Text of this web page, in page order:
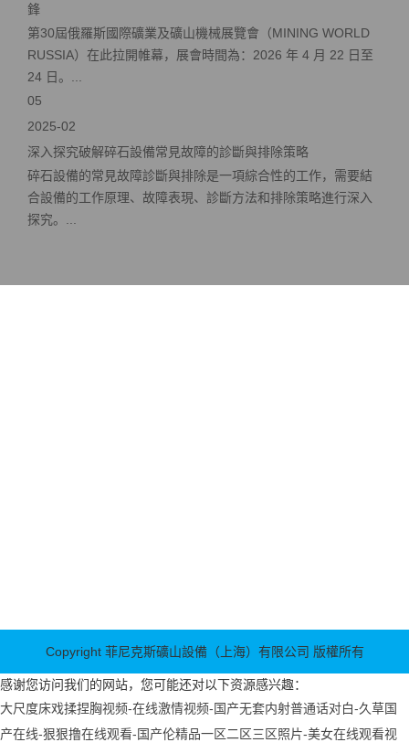
鋒
第30屆俄羅斯國際礦業及礦山機械展覽會（MINING WORLD
RUSSIA）在此拉開帷幕，展會時間為：2026 年 4 月 22 日至
24 日。...
05
2025-02
深入探究破解碎石設備常見故障的診斷與排除策略
碎石設備的常見故障診斷與排除是一項綜合性的工作，需要結
合設備的工作原理、故障表現、診斷方法和排除策略進行深入
探究。...
Copyright 菲尼克斯礦山設備（上海）有限公司 版權所有
感谢您访问我们的网站，您可能还对以下资源感兴趣：
大尺度床戏揉捏胸视频-在线激情视频-国产无套内射普通话对白-久草国
产在线-狠狠撸在线观看-国产伦精品一区二区三区照片-美女在线观看视